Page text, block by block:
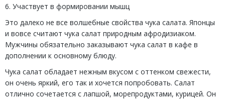
6. Участвует в формировании мышц
Это далеко не все волшебные свойства чука салата. Японцы
и вовсе считают чука салат природным афродизиаком.
Мужчины обязательно заказывают чука салат в кафе в
дополнении к основному блюду.
Чука салат обладает нежным вкусом с оттенком свежести,
он очень яркий, его так и хочется попробовать. Салат
отлично сочетается с лапшой, морепродуктами, курицей. Он